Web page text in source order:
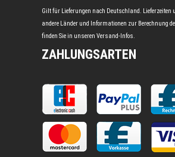
Gilt für Lieferungen nach Deutschland. Lieferzeiten
andere Länder und Informationen zur Berechnung
finden Sie in unseren Versand-Infos.
ZAHLUNGSARTEN